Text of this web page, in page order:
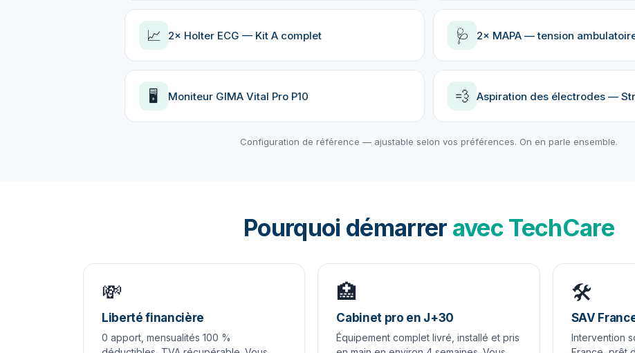
📈 2× Holter ECG — Kit A complet 🩺 2× MAPA — tension
🖥️ Moniteur GIMA Vital Pro P10 💨 Aspiration des électrodes —
Configuration de référence — ajustable selon vos préférences. On en parle ensemble.
Pourquoi démarrer avec TechCare
💸
Liberté financière
0 apport, mensualités 100 %
🏥
Cabinet pro en J+30
Équipement complet livré, installé et pris
🛠️
SAV
Intervention